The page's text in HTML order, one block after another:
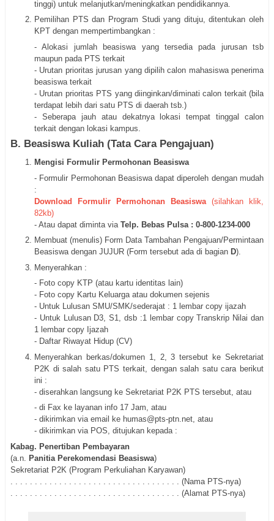
tinggi) untuk melanjutkan/meningkatkan pendidikannya.
Pemilihan PTS dan Program Studi yang dituju, ditentukan oleh
KPT dengan mempertimbangkan :
- Alokasi jumlah beasiswa yang tersedia pada jurusan tsb
maupun pada PTS terkait
- Urutan prioritas jurusan yang dipilih calon mahasiswa penerima
beasiswa terkait
- Urutan prioritas PTS yang diinginkan/diminati calon terkait (bila
terdapat lebih dari satu PTS di daerah tsb.)
- Seberapa jauh atau dekatnya lokasi tempat tinggal calon
terkait dengan lokasi kampus.
B. Beasiswa Kuliah (Tata Cara Pengajuan)
Mengisi Formulir Permohonan Beasiswa
- Formulir Permohonan Beasiswa dapat diperoleh dengan mudah
:
Download Formulir Permohonan Beasiswa (silahkan klik,
82kb)
- Atau dapat diminta via Telp. Bebas Pulsa : 0-800-1234-000
Membuat (menulis) Form Data Tambahan Pengajuan/Permintaan
Beasiswa dengan JUJUR (Form tersebut ada di bagian D).
Menyerahkan :
- Foto copy KTP (atau kartu identitas lain)
- Foto copy Kartu Keluarga atau dokumen sejenis
- Untuk Lulusan SMU/SMK/sederajat : 1 lembar copy ijazah
- Untuk Lulusan D3, S1, dsb :1 lembar copy Transkrip Nilai dan
1 lembar copy Ijazah
- Daftar Riwayat Hidup (CV)
Menyerahkan berkas/dokumen 1, 2, 3 tersebut ke Sekretariat
P2K di salah satu PTS terkait, dengan salah satu cara berikut
ini :
- diserahkan langsung ke Sekretariat P2K PTS tersebut, atau
- di Fax ke layanan info 17 Jam, atau
- dikirimkan via email ke humas@pts-ptn.net, atau
- dikirimkan via POS, ditujukan kepada :
Kabag. Penertiban Pembayaran
(a.n.
Panitia Perekomendasi Beasiswa)
Sekretariat P2K (Program Perkuliahan Karyawan)
. . . . . . . . . . . . . . . . . . . . . . . . . . . . . . . . . . . (Nama PTS-nya)
. . . . . . . . . . . . . . . . . . . . . . . . . . . . . . . . . . . (Alamat PTS-nya)